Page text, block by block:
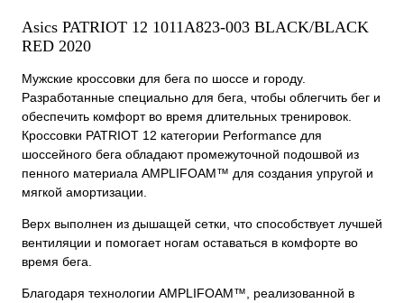
Asics PATRIOT 12 1011A823-003 BLACK/BLACK
RED 2020
Мужские кроссовки для бега по шоссе и городу.
Разработанные специально для бега, чтобы облегчить бег и
обеспечить комфорт во время длительных тренировок.
Кроссовки PATRIOT 12 категории Performance для
шоссейного бега обладают промежуточной подошвой из
пенного материала AMPLIFOAM™ для создания упругой и
мягкой амортизации.
Верх выполнен из дышащей сетки, что способствует лучшей
вентиляции и помогает ногам оставаться в комфорте во
время бега.
Благодаря технологии AMPLIFOAM™, реализованной в